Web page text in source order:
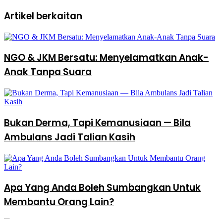
Artikel berkaitan
NGO & JKM Bersatu: Menyelamatkan Anak-
Anak Tanpa Suara
Bukan Derma, Tapi Kemanusiaan — Bila
Ambulans Jadi Talian Kasih
Apa Yang Anda Boleh Sumbangkan Untuk
Membantu Orang Lain?